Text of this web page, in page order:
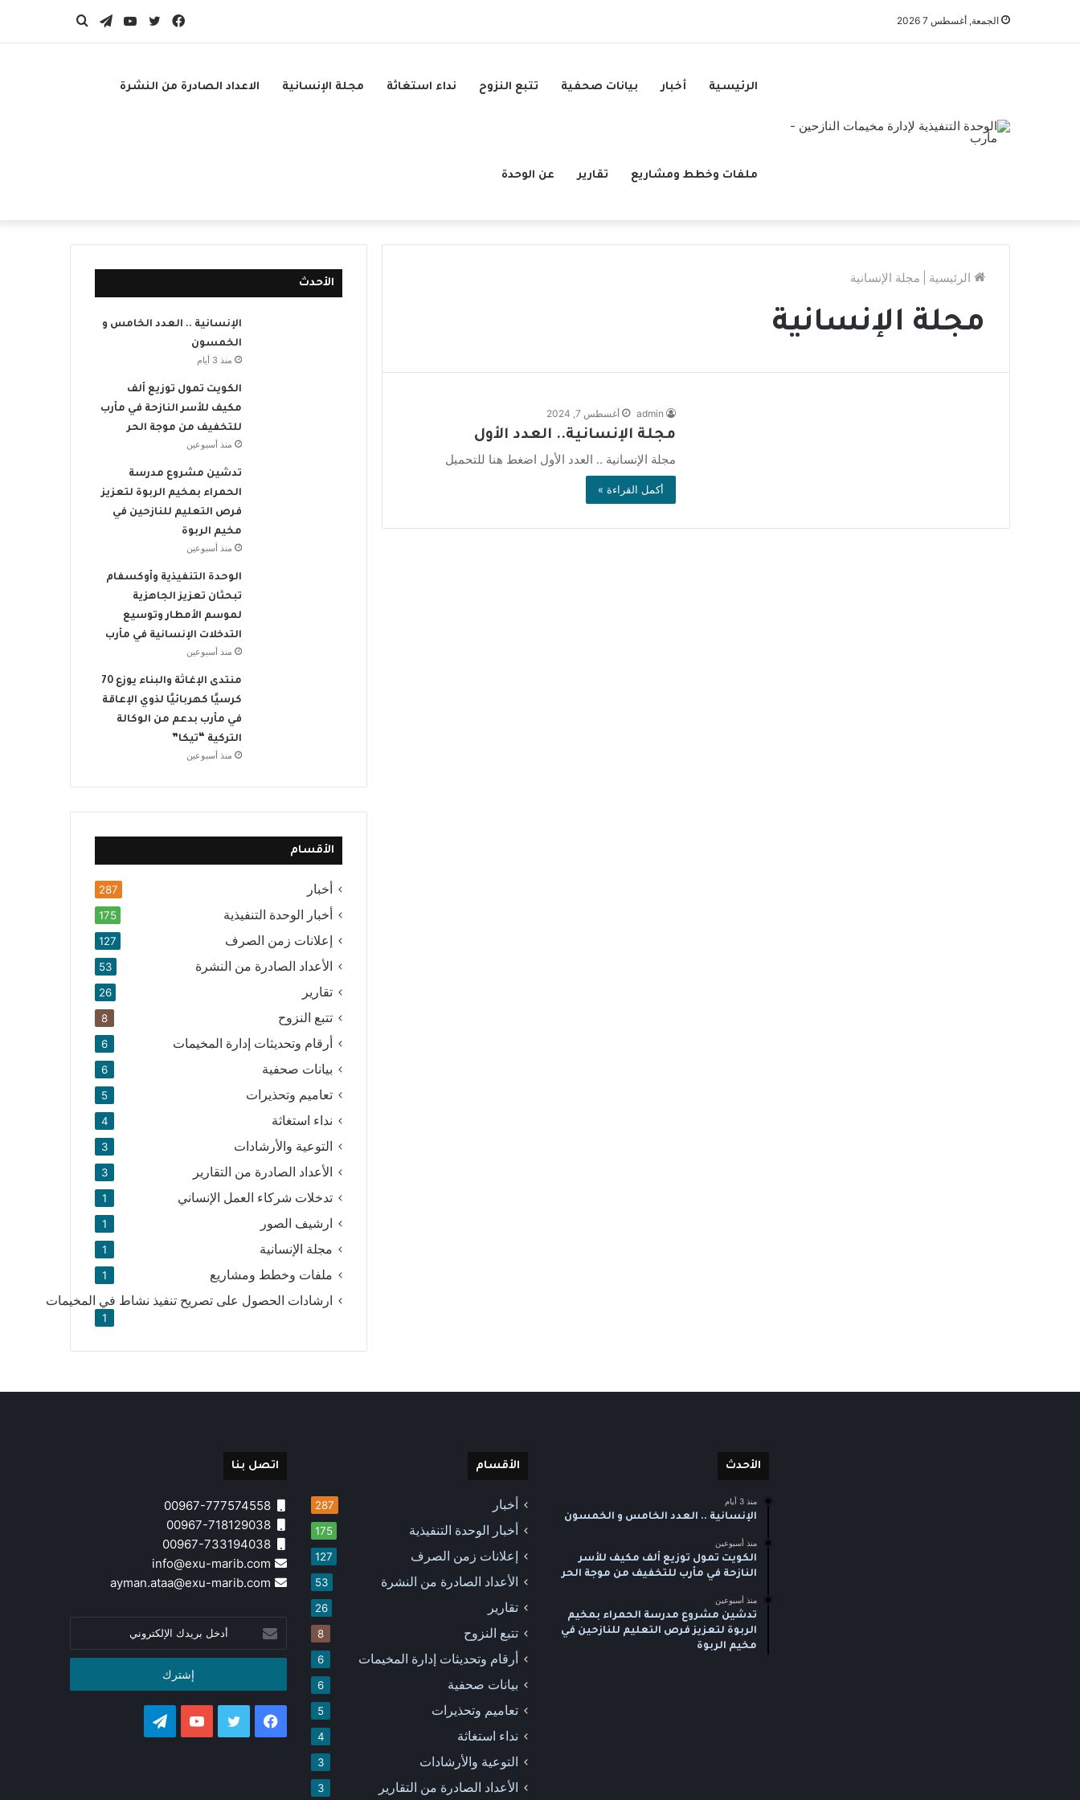
الجمعة, أغسطس 7 2026 تيلقرام يوتيوب تويتر
فيسبوك
الرئيسية أخبار بيانات صحفية تتبع النزوح نداء استغاثة مجلة الإنسانية الاعداد الصادرة من النشرة
ملفات وخطط ومشاريع تقارير عن الوحدة
الرئيسية مجلة الإنسانية
مجلة الإنسانية
admin أغسطس 7, 2024
مجلة الإنسانية.. العدد الأول
مجلة الإنسانية .. العدد الأول اضغط هنا للتحميل
أكمل القراءة »
الأحدث
الإنسانية .. العدد الخامس و
الخمسون
منذ 3 أيام
الكويت تمول توزيع ألف
مكيف للأسر النازحة في مأرب
للتخفيف من موجة الحر
منذ أسبوعين
تدشين مشروع مدرسة
الحمراء بمخيم الربوة لتعزيز
فرص التعليم للنازحين في
مخيم الربوة
منذ أسبوعين
الوحدة التنفيذية وأوكسفام
تبحثان تعزيز الجاهزية
لموسم الأمطار وتوسيع
التدخلات الإنسانية في مأرب
منذ أسبوعين
منتدى الإغاثة والبناء يوزع 70
كرسيًا كهربائيًا لذوي الإعاقة
في مأرب بدعم من الوكالة
التركية “تيكا”
منذ أسبوعين
الأقسام
أخبار 287
أخبار الوحدة التنفيذية 175
إعلانات زمن الصرف 127
الأعداد الصادرة من النشرة 53
تقارير 26
تتبع النزوح 8
أرقام وتحديثات إدارة المخيمات 6
بيانات صحفية 6
تعاميم وتحذيرات 5
نداء استغاثة 4
التوعية والأرشادات 3
الأعداد الصادرة من التقارير 3
تدخلات شركاء العمل الإنساني 1
ارشيف الصور 1
مجلة الإنسانية 1
ملفات وخطط ومشاريع 1
ارشادات الحصول على تصريح تنفيذ نشاط في المخيمات
1
الأحدث
منذ 3 أيام
الإنسانية .. العدد الخامس و الخمسون
منذ أسبوعين
الكويت تمول توزيع ألف مكيف للأسر
النازحة في مأرب للتخفيف من موجة الحر
منذ أسبوعين
تدشين مشروع مدرسة الحمراء بمخيم
الربوة لتعزيز فرص التعليم للنازحين في
مخيم الربوة
الأقسام
أخبار 287
أخبار الوحدة التنفيذية 175
إعلانات زمن الصرف 127
الأعداد الصادرة من النشرة 53
تقارير 26
تتبع النزوح 8
أرقام وتحديثات إدارة المخيمات 6
بيانات صحفية 6
تعاميم وتحذيرات 5
نداء استغاثة 4
التوعية والأرشادات 3
الأعداد الصادرة من التقارير 3
اتصل بنا
أدخل
بريدك
الإلكتروني
فيسبوك تويتر يوتيوب